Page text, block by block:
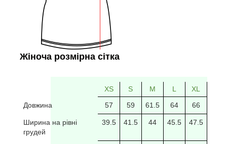
Жіноча розмірна сітка
XS S M L XL
Довжина
57 59 61.5 64 66
Ширина на рівні
грудей
39.5 41.5 44 45.5 47.5